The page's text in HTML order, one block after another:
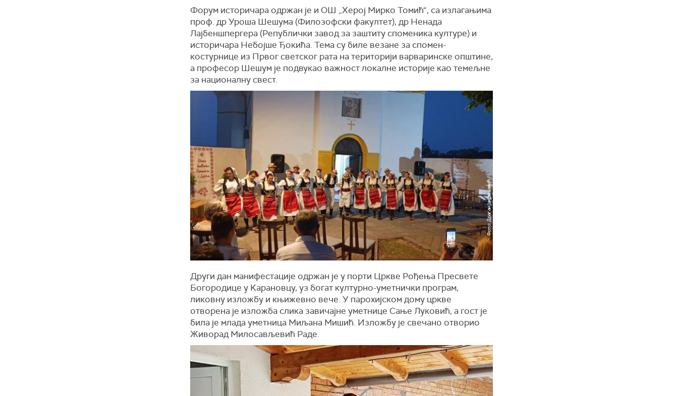
Форум историчара одржан је и ОШ „Херој Мирко Томић“, са излагањима
проф. др Уроша Шешума (Филозофски факултет), др Ненада
Лајбеншпергера (Републички завод за заштиту споменика културе) и
историчара Небојше Ђокића. Тема су биле везане за спомен-
костурнице из Првог светског рата на територији варваринске општине,
а професор Шешум је подвукао важност локалне историје као темељне
за националну свест.
Други дан манифестације одржан је у порти Цркве Рођења Пресвете
Богородице у Kарановцу, уз богат културно-уметнички програм,
ликовну изложбу и књижевно вече. У парохијском дому цркве
отворена је изложба слика завичајне уметнице Сање Луковић, а гост је
била је млада уметница Миљана Мишић. Изложбу је свечано отворио
Живорад Милосављевић Раде.